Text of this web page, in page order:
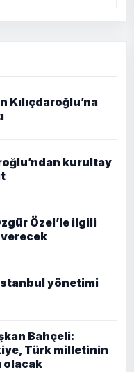
Kılıçdaroğlu’na
kurultay
Özel’le ilgili
yönetimi
Bahçeli:
Türk milletinin
olacak